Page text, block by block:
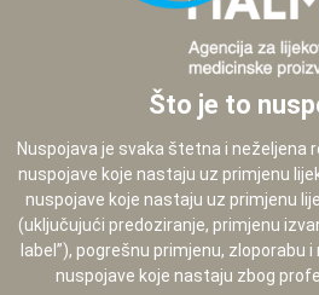
Što je to
Nuspojava je svaka štetna i neželjena
nuspojave koje nastaju uz primjenu
nuspojave koje nastaju uz primjenu
(uključujući predoziranje, primjenu
label”), pogrešnu primjenu, zloporabu
nuspojave koje nastaju zbog